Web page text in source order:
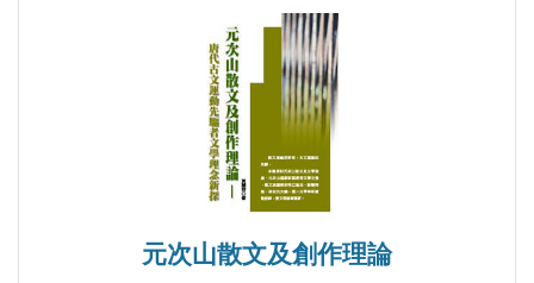
元次山散文及創作理論